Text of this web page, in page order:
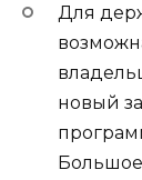
Для
новый